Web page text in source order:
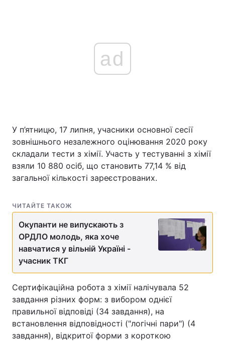
Головна Війна
Україна Політика
Спорт
Техно і зв'язок
Зброя
Здоров'я Туризм
Цікавинки Погода
Регіони
ad
У п’ятницю, 17 липня, учасники основної сесії
зовнішнього незалежного оцінювання 2020 року
складали тести з хімії. Участь у тестуванні з хімії
взяли 10 880 осіб, що становить 77,14 % від
загальної кількості зареєстрованих.
ЧИТАЙТЕ ТАКОЖ
Окупанти не випускають з
ОРДЛО молодь, яка хоче
навчатися у вільній Україні -
учасник ТКГ
Сертифікаційна робота з хімії налічувала 52
завдання різних форм: з вибором однієї
правильної відповіді (34 завдання), на
встановлення відповідності ("логічні пари") (4
завдання), відкритої форми з короткою